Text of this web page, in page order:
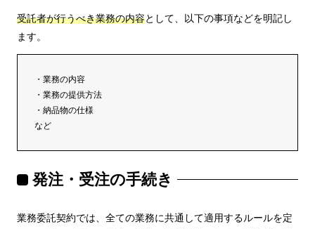
受託者が行うべき業務の内容として、以下の事項などを明記し
ます。
・業務の内容
・業務の提供方法
・納品物の仕様
など
発注・受注の手続き
業務委託契約では、全ての業務に共通して適用するルールを定